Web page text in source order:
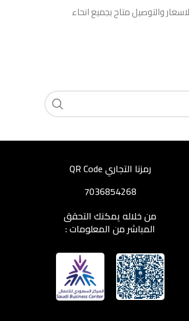
والتوصيل متاح بجميع انحاء
رمزنا التجاري QR Code
7036854268
من خلاله يمكنك التحقق
المباشر من المعلومات :